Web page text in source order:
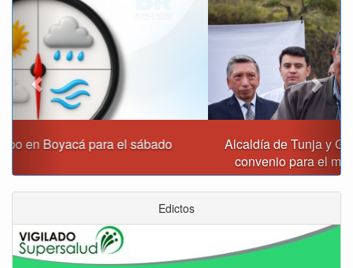
Alcaldía de Tunja y Gobernación de Boyacá firmaron
convenio para el mantenimiento de vía Moniquirá
Edictos